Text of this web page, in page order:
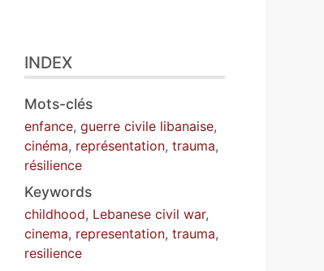
INDEX
Mots-clés
enfance,guerre civile libanaise,
cinéma, représentation,trauma,
résilience
Keywords
childhood, Lebanese civil war,
cinema, representation,trauma,
resilience